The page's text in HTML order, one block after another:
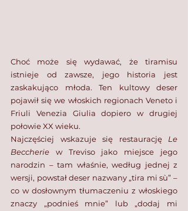
Choć może się wydawać, że tiramisu
istnieje od zawsze, jego historia jest
zaskakująco młoda. Ten kultowy deser
pojawił się we włoskich regionach Veneto i
Friuli Venezia Giulia dopiero w drugiej
połowie XX wieku.
Najczęściej wskazuje się restaurację Le
Beccherie w Treviso jako miejsce jego
narodzin – tam właśnie, według jednej z
wersji, powstał deser nazwany „tira mi sù” –
co w dosłownym tłumaczeniu z włoskiego
znaczy „podnieś mnie” lub „dodaj mi